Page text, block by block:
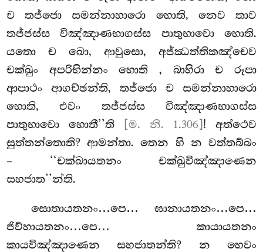
ච තජ්ජො සමන්නාහාරො හොති, නෙව තාව
තජ්ජස්ස විඤ්ඤාණභාගස්ස පාතුභාවො හොති.
යතො ච ඛො, ආවුසො, අජ්ඣත්තිකඤ්චෙව
චක්ඛුං අපරිභින්නං හොති , බාහිරා ච රූපා
ආපාථං ආගච්ඡන්ති, තජ්ජො ච සමන්නාහාරො
හොති, එවං තජ්ජස්ස විඤ්ඤාණභාගස්ස
පාතුභාවො හොතී’’ති
[ම. නි. 1.306]! අත්ථෙව
සුත්තන්තොති? ආමන්තා. තෙන හි න වත්තබ්බං
– ‘‘චක්ඛායතනං චක්ඛුවිඤ්ඤාණෙන
සහජාත’’න්ති.
සොතායතනං…පෙ… ඝානායතනං…පෙ…
ජිව්හායතනං…පෙ… කායායතනං
කායවිඤ්ඤාණෙන සහජාතන්ති? න හෙවං